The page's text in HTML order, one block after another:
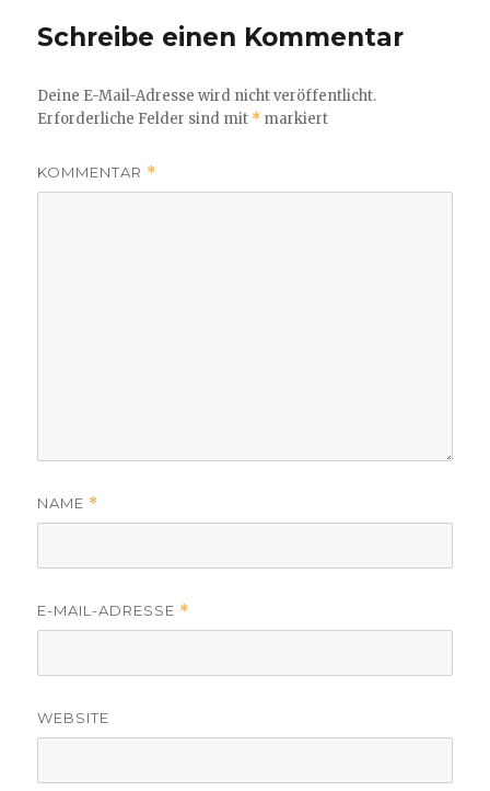
Schreibe einen Kommentar
Deine E-Mail-Adresse wird nicht veröffentlicht.
Erforderliche Felder sind mit * markiert
KOMMENTAR *
NAME *
E-MAIL-ADRESSE *
WEBSITE